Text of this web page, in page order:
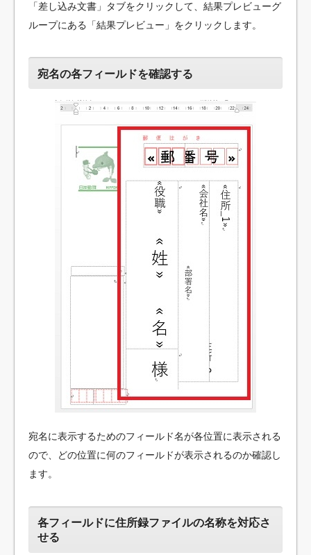
「差し込み文書」タブをクリックして、結果プレビューグ
ループにある「結果プレビュー」をクリックします。
宛名の各フィールドを確認する
宛名に表示するためのフィールド名が各位置に表示される
ので、どの位置に何のフィールドが表示されるのか確認し
ます。
各フィールドに住所録ファイルの名称を対応さ
せる